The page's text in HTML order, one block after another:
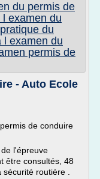
du permis de
examen du
du
l examen du
permis de
- Auto Ecole
de conduire
l'épreuve
être consultés, 48
routière .